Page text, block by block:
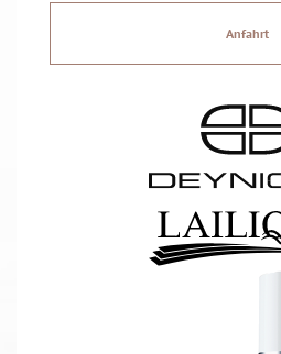
Anfahrt